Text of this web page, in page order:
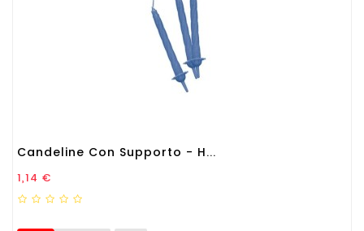
Candeline Con Supporto - H...
Prezzo
1,14 €